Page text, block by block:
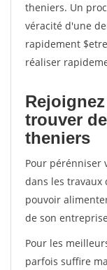
theniers. Un
véracité d'une
rapidement
réaliser
trouver
theniers
Pour pérénniser
dans les travaux
pouvoir
de son
Pour les
parfois suffire